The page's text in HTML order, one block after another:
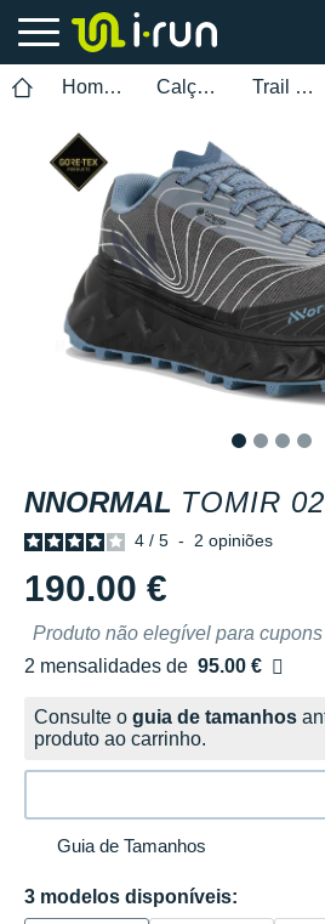
Homem Calçados Trail Running
NNORMAL TOMIR
4 / 5 - 2 opiniões
190.00 €
Produto não elegível para cupons
2 mensalidades de 95.00 €
sem custos
Consulte o guia de tamanhos
produto ao carrinho.
Guia de Tamanhos
3 modelos disponíveis: